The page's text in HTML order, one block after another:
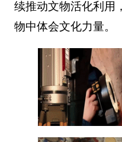
续推动文物活化利用
物中体会文化力量。